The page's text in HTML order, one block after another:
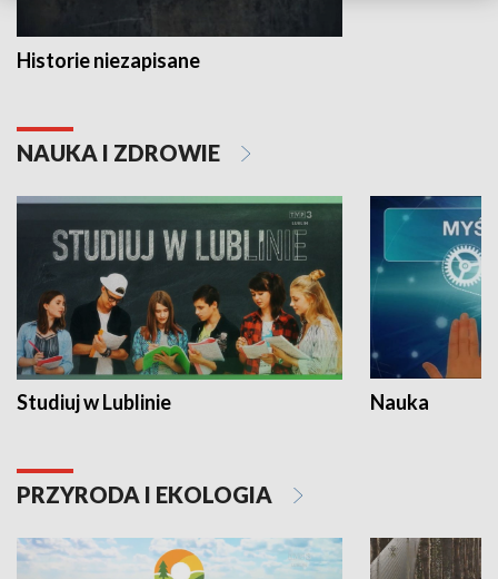
Historie niezapisane
NAUKA I ZDROWIE
Studiuj w Lublinie Nauka
PRZYRODA I EKOLOGIA